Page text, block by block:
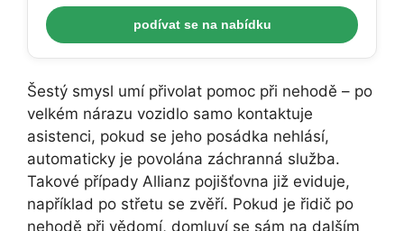
podívat se na nabídku
Šestý smysl umí přivolat pomoc při nehodě – po
velkém nárazu vozidlo samo kontaktuje
asistenci, pokud se jeho posádka nehlásí,
automaticky je povolána záchranná služba.
Takové případy Allianz pojišťovna již eviduje,
například po střetu se zvěří. Pokud je řidič po
nehodě při vědomí, domluví se sám na dalším